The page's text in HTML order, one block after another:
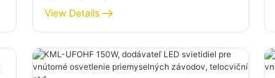
UFOHA 100W pre vnútorné
priestory, ako sú priemyselné
výrobné budovy a sklady.
View Details